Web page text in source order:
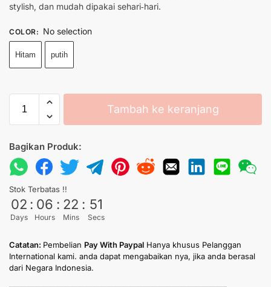
stylish, dan mudah dipakai sehari‑hari.
COLOR: No selection
Hitam putih
Tambah ke keranjang
Bagikan Produk:
Stok Terbatas !!
02
Days
: 06
Hours
: 22
Mins
: 50
Secs
Catatan: Pembelian Pay With Paypal Hanya khusus Pelanggan
International kami. anda dapat mengabaikan nya, jika anda berasal
dari Negara Indonesia.